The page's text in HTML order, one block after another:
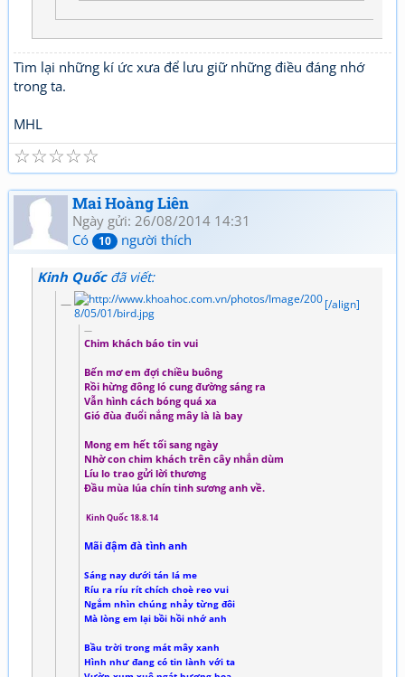
Tìm lại những kí ức xưa để lưu giữ những điều đáng nhớ
trong ta.
MHL
☆
☆
☆
☆
☆
Mai Hoàng Liên
Ngày gửi: 26/08/2014 14:31
Có
10 người thích
Kinh Quốcđã viết:
[/align]
Chim khách báo tin vui
Bến mơ em đợi chiều buông
Rồi hừng đông ló cung đường sáng ra
Vẫn hình cách bóng quá xa
Gió đùa đuổi nắng mây là là bay
Mong em hết tối sang ngày
Nhờ con chim khách trên cây nhắn dùm
Líu lo trao gửi lời thương
Đầu mùa lúa chín tinh sương anh về.
Kinh Quốc 18.8.14
Mãi đậm đà tình anh
Sáng nay dưới tán lá me
Ríu ra ríu rít chích choè reo vui
Ngắm nhìn chúng nhảy từng đôi
Mà lòng em lại bồi hồi nhớ anh
Bầu trời trong mát mây xanh
Hình như đang có tin lành với ta